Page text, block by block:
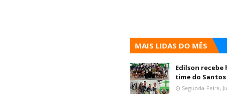
MAIS LIDAS DO MÊS
Edilson recebe
time do Santos
Segunda-Feira,